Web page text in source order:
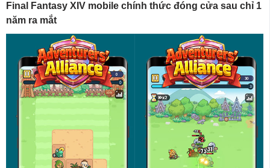
Final Fantasy XIV mobile chính thức đóng cửa sau chỉ 1
năm ra mắt